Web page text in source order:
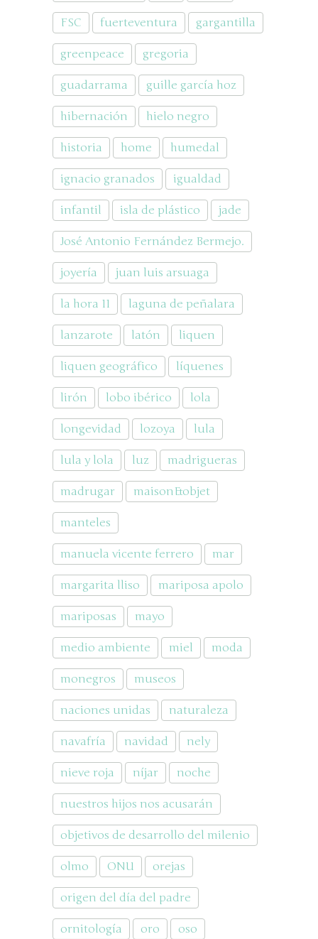
FSC fuerteventura gargantilla
greenpeace gregoria
guadarrama guille garcía hoz
hibernación hielo negro
historia home humedal
ignacio granados igualdad
infantil isla de plástico jade
José Antonio Fernández Bermejo.
joyería juan luis arsuaga
la hora 11 laguna de peñalara
lanzarote latón liquen
liquen geográfico líquenes
lirón lobo ibérico lola
longevidad lozoya lula
lula y lola luz madrigueras
madrugar maison&objet
manteles
manuela vicente ferrero mar
margarita lliso mariposa apolo
mariposas mayo
medio ambiente miel moda
monegros museos
naciones unidas naturaleza
navafría navidad nely
nieve roja níjar noche
nuestros hijos nos acusarán
objetivos de desarrollo del milenio
olmo ONU orejas
origen del día del padre
ornitología oro oso